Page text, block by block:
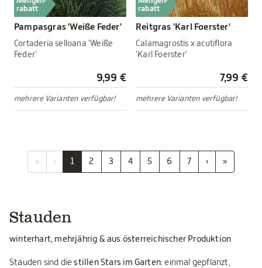
rabatt
Pampasgras 'Weiße Feder'
Cortaderia selloana 'Weiße
Feder'
9,99 €
mehrere Varianten verfügbar!
rabatt
Reitgras 'Karl Foerster'
Calamagrostis x acutiflora
'Karl Foerster'
7,99 €
mehrere Varianten verfügbar!
« ‹ 1 2 3 4 5 6 7 › »
Stauden
winterhart, mehrjährig & aus österreichischer Produktion
Stauden sind diestillen Stars im Garten: einmal gepflanzt,